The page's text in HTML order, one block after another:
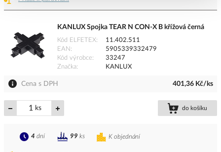
KANLUX Spojka TEAR N CON-X B křížová černá
Kód ELFETEX
11.402.511
EAN
5905339332479
Kód výrobce
33247
Značka
KANLUX
Cena s DPH 401,36 Kč/ks
ks do košíku
K objednání
4 dní 99 ks